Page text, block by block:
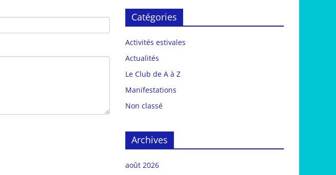
Catégories
Activités estivales
Actualités
Le Club de A à Z
Manifestations
Non classé
Archives
août 2026